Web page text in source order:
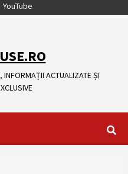
YouTube
INFORMAȚII ACTUALIZATE ȘI